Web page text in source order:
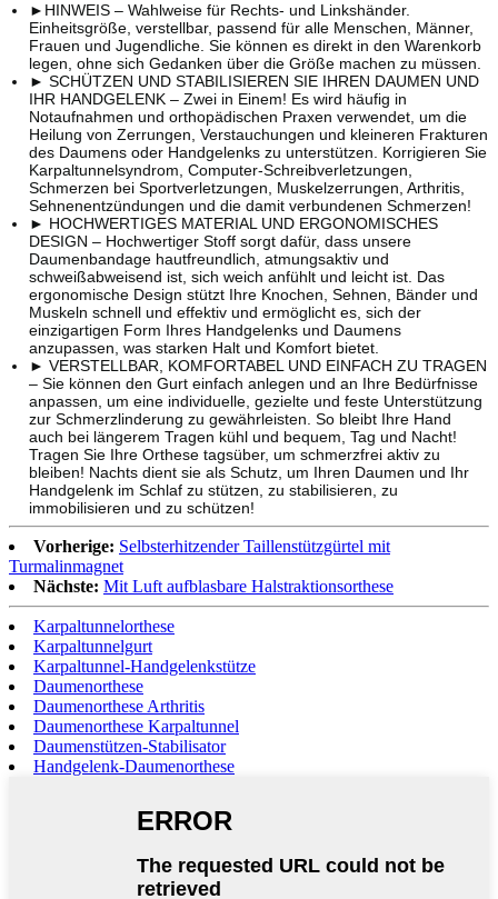
►HINWEIS – Wahlweise für Rechts- und Linkshänder.
Einheitsgröße, verstellbar, passend für alle Menschen, Männer,
Frauen und Jugendliche. Sie können es direkt in den Warenkorb
legen, ohne sich Gedanken über die Größe machen zu müssen.
► SCHÜTZEN UND STABILISIEREN SIE IHREN DAUMEN UND
IHR HANDGELENK – Zwei in Einem! Es wird häufig in
Notaufnahmen und orthopädischen Praxen verwendet, um die
Heilung von Zerrungen, Verstauchungen und kleineren Frakturen
des Daumens oder Handgelenks zu unterstützen. Korrigieren Sie
Karpaltunnelsyndrom, Computer-Schreibverletzungen,
Schmerzen bei Sportverletzungen, Muskelzerrungen, Arthritis,
Sehnenentzündungen und die damit verbundenen Schmerzen!
► HOCHWERTIGES MATERIAL UND ERGONOMISCHES
DESIGN – Hochwertiger Stoff sorgt dafür, dass unsere
Daumenbandage hautfreundlich, atmungsaktiv und
schweißabweisend ist, sich weich anfühlt und leicht ist. Das
ergonomische Design stützt Ihre Knochen, Sehnen, Bänder und
Muskeln schnell und effektiv und ermöglicht es, sich der
einzigartigen Form Ihres Handgelenks und Daumens
anzupassen, was starken Halt und Komfort bietet.
► VERSTELLBAR, KOMFORTABEL UND EINFACH ZU TRAGEN
– Sie können den Gurt einfach anlegen und an Ihre Bedürfnisse
anpassen, um eine individuelle, gezielte und feste Unterstützung
zur Schmerzlinderung zu gewährleisten. So bleibt Ihre Hand
auch bei längerem Tragen kühl und bequem, Tag und Nacht!
Tragen Sie Ihre Orthese tagsüber, um schmerzfrei aktiv zu
bleiben! Nachts dient sie als Schutz, um Ihren Daumen und Ihr
Handgelenk im Schlaf zu stützen, zu stabilisieren, zu
immobilisieren und zu schützen!
Vorherige: Selbsterhitzender Taillenstützgürtel mit
Turmalinmagnet
Nächste: Mit Luft aufblasbare Halstraktionsorthese
Karpaltunnelorthese
Karpaltunnelgurt
Karpaltunnel-Handgelenkstütze
Daumenorthese
Daumenorthese Arthritis
Daumenorthese Karpaltunnel
Daumenstützen-Stabilisator
Handgelenk-Daumenorthese